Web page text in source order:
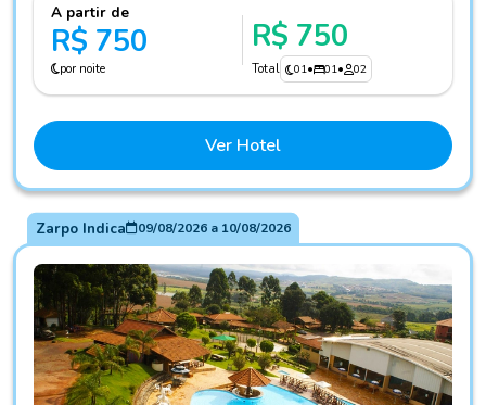
A partir de
R$ 750
por noite
R$ 750
Total 01• 01• 02
Ver Hotel
Zarpo Indica 09/08/2026a 10/08/2026